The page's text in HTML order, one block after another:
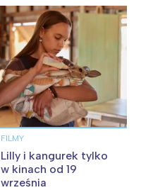
FILMY
Lilly i kangurek tylko
w kinach od 19
września